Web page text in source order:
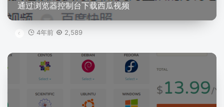
通过浏览器控制台下载西瓜视频
4年前 2,589